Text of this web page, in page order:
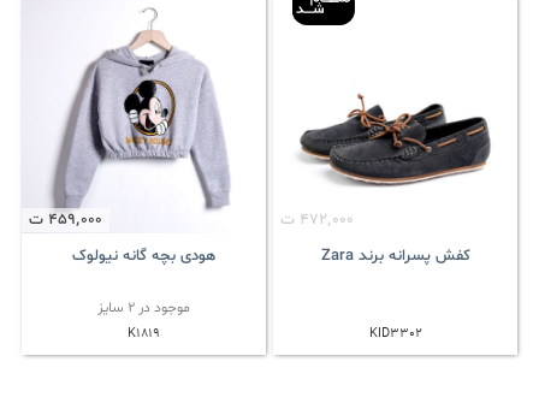
472٬000 ت
کفش پسرانه برند Zara
KID3302
459٬000 ت
هودی بچه گانه نیولوک
موجود در 2 سایز
K1819